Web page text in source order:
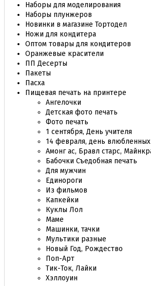
Наборы для моделирования
Наборы плунжеров
Новинки в магазине Тортодел
Ножи для кондитера
Оптом товары для кондитеров
Оранжевые красители
ПП Десерты
Пакеты
Пасха
Пищевая печать на принтере
Ангелочки
Детская фото печать
Фото печать
1 сентября, День учителя
14 февраля, день влюбленных
Амонг ас, Бравл старс,
Бабочки Съедобная печать
Для мужчин
Единороги
Из фильмов
Капкейки
Куклы Лол
Маме
Машинки, тачки
Мультики разные
Новый Год, Рождество
Поп-Арт
Тик-Ток, Лайки
Хэллоуин